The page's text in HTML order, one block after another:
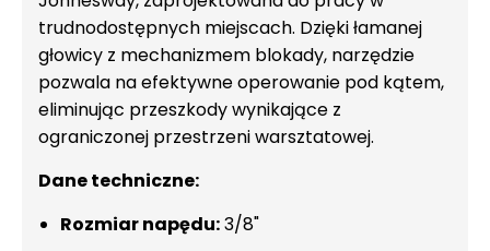
trudnodostępnych miejscach. Dzięki łamanej
głowicy z mechanizmem blokady, narzędzie
pozwala na efektywne operowanie pod kątem,
eliminując przeszkody wynikające z
ograniczonej przestrzeni warsztatowej.
Dane techniczne:
Rozmiar napędu:3/8"